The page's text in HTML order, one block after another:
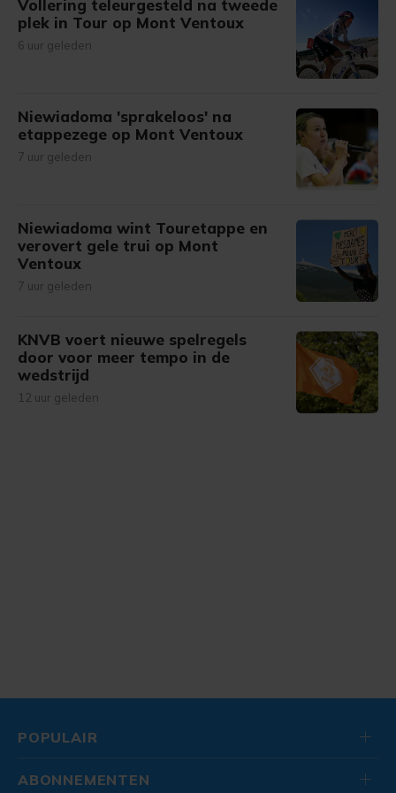
Vollering teleurgesteld na tweede
plek in Tour op Mont Ventoux
6 uur geleden
Niewiadoma 'sprakeloos' na
etappezege op Mont Ventoux
7 uur geleden
Niewiadoma wint Touretappe en
verovert gele trui op Mont
Ventoux
7 uur geleden
KNVB voert nieuwe spelregels
door voor meer tempo in de
wedstrijd
12 uur geleden
POPULAIR
ABONNEMENTEN